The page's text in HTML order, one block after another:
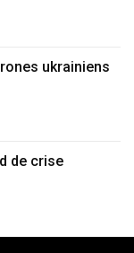
ukrainiens
de crise